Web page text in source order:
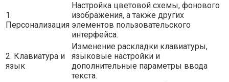
1.
Персонализация
Настройка цветовой схемы, фонового
изображения, а также других
элементов пользовательского
интерфейса.
2. Клавиатура и
язык
Изменение раскладки клавиатуры,
языковые настройки и
дополнительные параметры ввода
текста.